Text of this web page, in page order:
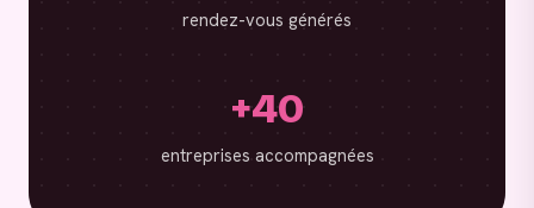
rendez-vous générés
+40
entreprises accompagnées